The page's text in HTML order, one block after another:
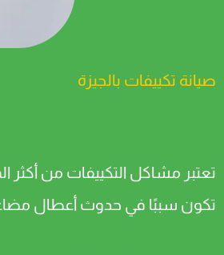
صيانة تكييفات بالجيزة
تعتبر مشاكل التكييفات من
تكون سببًا في حدوث أعطال